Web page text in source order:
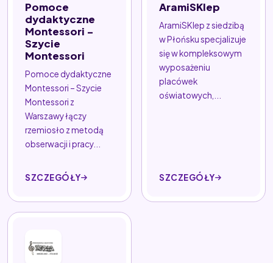
Pomoce
dydaktyczne
Montessori -
Szycie
Montessori
Pomoce dydaktyczne
Montessori – Szycie
Montessori z
Warszawy łączy
rzemiosło z metodą
obserwacji i pracy...
SZCZEGÓŁY
AramiSKlep
AramiSKlep z siedzibą
w Płońsku specjalizuje
się w kompleksowym
wyposażeniu
placówek
oświatowych,...
SZCZEGÓŁY